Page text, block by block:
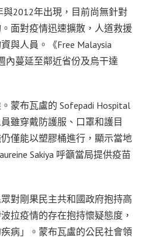
2012年出現，目前尚無針對
面對疫情迅速擴散，人道救援
與人員。《Free Malaysia
內蔓延至鄰近省份及烏干達
蒙布瓦盧的 Sofepadi Hospital
雖穿戴防護服、口罩和護目
僅能以塑膠桶進行，顯示當地
Sakiya 呼籲當局提供疫苗
對剛果民主共和國政府抱持高
拉疫情的存在抱持懷疑態度，
病」。蒙布瓦盧的公民社會領